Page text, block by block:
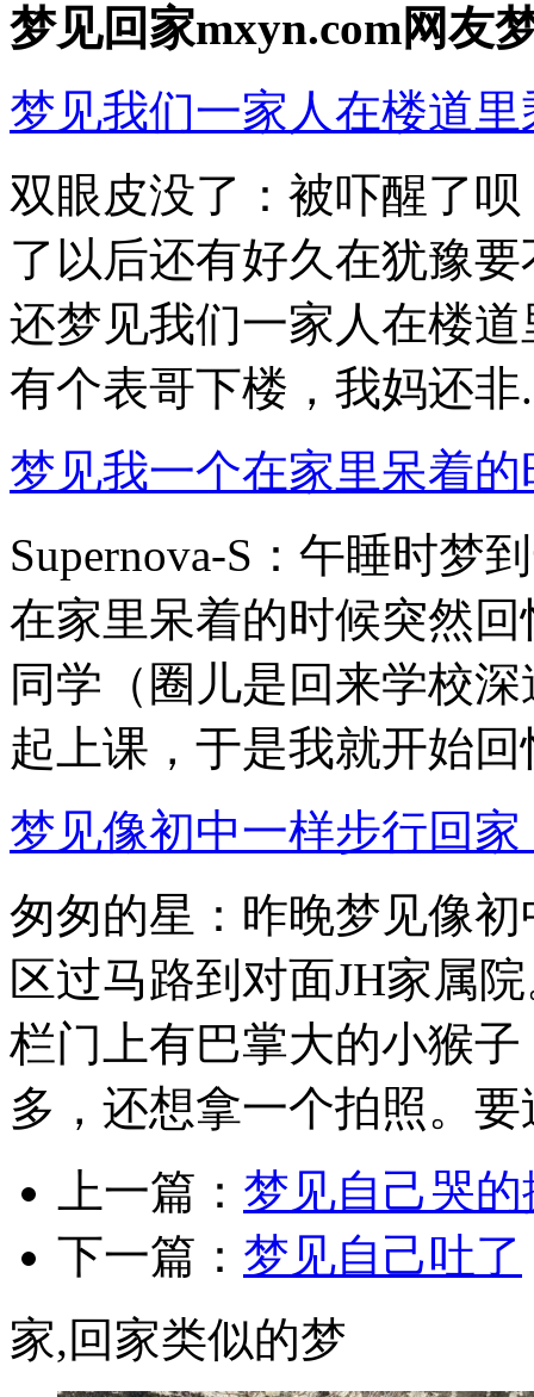
梦见回家mxyn.com网友
梦见我们一家人在楼道
双眼皮没了：被吓醒了
了以后还有好久在犹豫
还梦见我们一家人在楼
有个表哥下楼，我妈还非
梦见我一个在家里呆着
Supernova-S：午睡时梦
在家里呆着的时候突然
同学（圈儿是回来学校
起上课，于是我就开始回
梦见像初中一样步行回
匆匆的星：昨晚梦见像
区过马路到对面JH家属
栏门上有巴掌大的小猴
多，还想拿一个拍照。要
上一篇： 梦见自己哭
下一篇： 梦见自己吐了
家,回家类似的梦